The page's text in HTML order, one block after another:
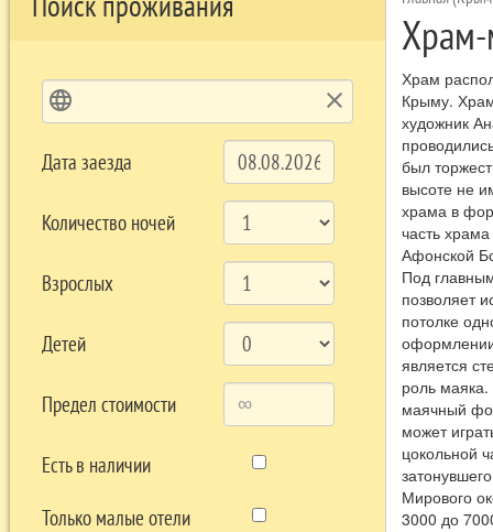
language clear
Дата заезда
Количество ночей
Взрослых
Детей
Предел стоимости
Есть в наличии
Только малые отели
Храм-
Храм
Крыму.
художник
был
высоте не
храма в
часть
Афонской
Под
позволяет
потолке
является
роль
маячный
может
цокольной
Мирового
3000 до